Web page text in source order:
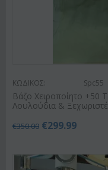
ΚΩΔΙΚΟΣ: Spc55
Βάζo Χειροποίητο +50
Λουλούδια &
€350.00 €299.99